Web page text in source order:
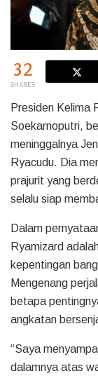
32
SHARES
Presiden Kelima
Soekarnoputri,
meninggalnya
Ryacudu. Dia
prajurit yang
selalu siap
Dalam
Ryamizard
kepentingan
Mengenang
betapa
angkatan
“Saya
dalamnya atas